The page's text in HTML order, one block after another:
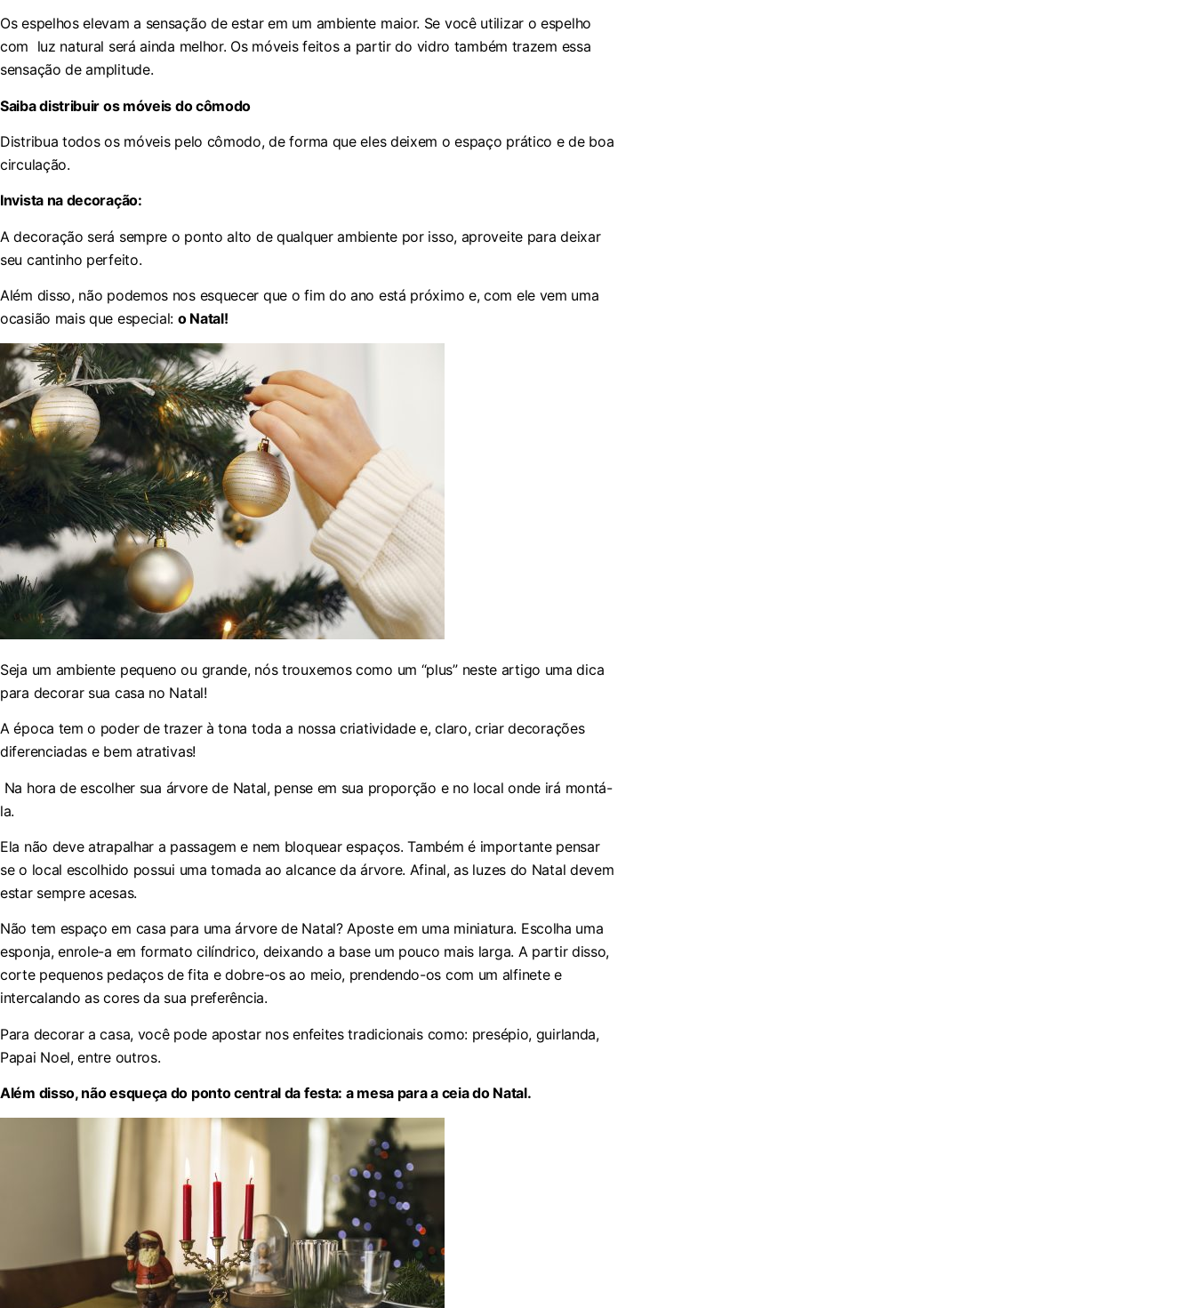
Os espelhos elevam a sensação de estar em um ambiente maior. Se você utilizar o espelho
com luz natural será ainda melhor. Os móveis feitos a partir do vidro também trazem essa
sensação de amplitude.
Saiba distribuir os móveis do cômodo
Distribua todos os móveis pelo cômodo, de forma que eles deixem o espaço prático e de boa
circulação.
Invista na decoração:
A decoração será sempre o ponto alto de qualquer ambiente por isso, aproveite para deixar
seu cantinho perfeito.
Além disso, não podemos nos esquecer que o fim do ano está próximo e, com ele vem uma
ocasião mais que especial: o Natal!
Seja um ambiente pequeno ou grande, nós trouxemos como um “plus” neste artigo uma dica
para decorar sua casa no Natal!
A época tem o poder de trazer à tona toda a nossa criatividade e, claro, criar decorações
diferenciadas e bem atrativas!
Na hora de escolher sua árvore de Natal, pense em sua proporção e no local onde irá montá-
la.
Ela não deve atrapalhar a passagem e nem bloquear espaços. Também é importante pensar
se o local escolhido possui uma tomada ao alcance da árvore. Afinal, as luzes do Natal devem
estar sempre acesas.
Não tem espaço em casa para uma árvore de Natal? Aposte em uma miniatura. Escolha uma
esponja, enrole-a em formato cilíndrico, deixando a base um pouco mais larga. A partir disso,
corte pequenos pedaços de fita e dobre-os ao meio, prendendo-os com um alfinete e
intercalando as cores da sua preferência.
Para decorar a casa, você pode apostar nos enfeites tradicionais como: presépio, guirlanda,
Papai Noel, entre outros.
Além disso, não esqueça do ponto central da festa: a mesa para a ceia do Natal.